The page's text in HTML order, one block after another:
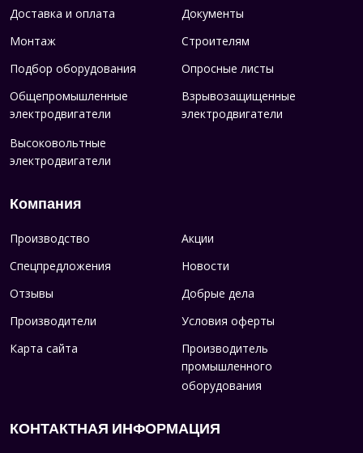
Доставка и оплата
Документы
Монтаж
Строителям
Подбор оборудования
Опросные листы
Общепромышленные
электродвигатели
Взрывозащищенные
электродвигатели
Высоковольтные
электродвигатели
Компания
Производство
Акции
Спецпредложения
Новости
Отзывы
Добрые дела
Производители
Условия оферты
Карта сайта
Производитель
промышленного
оборудования
КОНТАКТНАЯ ИНФОРМАЦИЯ